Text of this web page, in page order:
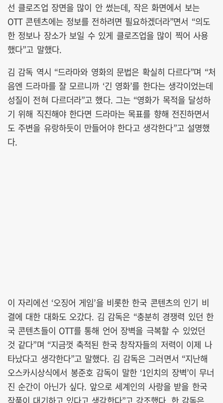
선 클로즈업 장면을 많이 안 썼는데, 작은 화면에서 보는
OTT 콘텐츠에는 정보를 전하려면 필요하겠더라”면서 “의도
한 정보나 장소가 보일 수 있게 클로즈업을 많이 찍어 사용
했다”고 말했다.
김 감독 역시 “드라마와 영화의 문법은 확실히 다르다”며 “처
음엔 드라마를 잘 모르니까 ‘긴 영화’를 한다는 생각이었는데
성질이 전혀 다르더라”고 했다. 그는 “영화가 목적을 달성하
기 위해 직진해야 한다면 드라마는 목표를 향해 전진하면서
도 주변을 유랑하듯이 만들어야 한다고 생각한다”고 설명했
다.
이 자리에선 ‘오징어 게임’을 비롯한 한국 콘텐츠의 인기 비
결에 대한 대화도 오갔다. 김 감독은 “충분히 경쟁력 있던 한
국 콘텐츠들이 OTT를 통해 언어 장벽을 극복할 수 있었던
것 같다”며 “지금껏 축적된 한국 창작자들의 저력이 이제 나
타났다고 생각한다”고 말했다. 김 감독은 그러면서 “지난해
오스카시상식에서 봉준호 감독이 말한 ‘1인치의 장벽’이 무너
진 순간이 아닌가 싶다. 앞으로 세계인의 사랑을 받을 한국
작품이 대기하고 있다고 생각한다”고 강조했다. 한 감독은